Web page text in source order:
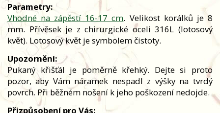
Parametry:
Vhodné na zápěstí 16-17 cm. Velikost korálků je 8
mm. Přívěsek je z chirurgické oceli 316L (lotosový
květ). Lotosový květ je symbolem čistoty.
Upozornění:
Pukaný křišťál je poměrně křehký. Dejte si proto
pozor, aby Vám náramek nespadl z výšky na tvrdý
povrch. Při běžném nošení k jeho poškození nedojde.
Přizpůsobení pro Vás: